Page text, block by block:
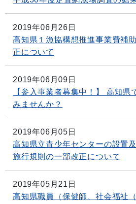
2019年06月26日
高知県１漁協構想推進事業費補
正について
2019年06月09日
【参入事業者募集中！】 高知県
みませんか？
2019年06月05日
高知県立青少年センターの設置
施行規則の一部改正について
2019年05月21日
高知県職員（保健師、社会福祉